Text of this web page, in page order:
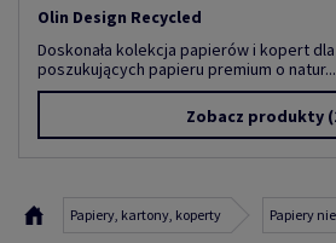
Olin Design Recycled
Doskonała kolekcja papierów i kopert
poszukujących papieru premium o natur...
Zobacz produkty
Papiery, kartony, koperty Papiery